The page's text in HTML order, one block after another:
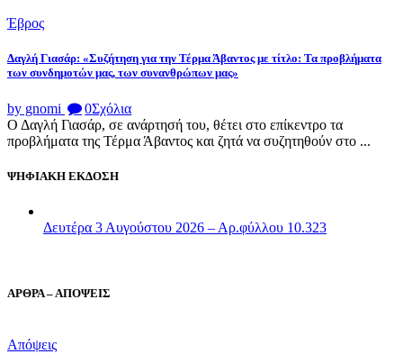
Έβρος
Δαγλή Γιασάρ: «Συζήτηση για την Τέρμα Άβαντος με τίτλο: Τα προβλήματα
των συνδημοτών μας, των συνανθρώπων μας»
by gnomi 0Σχόλια
Ο Δαγλή Γιασάρ, σε ανάρτησή του, θέτει στο επίκεντρο τα
προβλήματα της Τέρμα Άβαντος και ζητά να συζητηθούν στο ...
ΨΗΦΙΑΚΗ ΕΚΔΟΣΗ
Δευτέρα 3 Αυγούστου 2026 – Αρ.φύλλου 10.323
ΑΡΘΡΑ – ΑΠΟΨΕΙΣ
Απόψεις